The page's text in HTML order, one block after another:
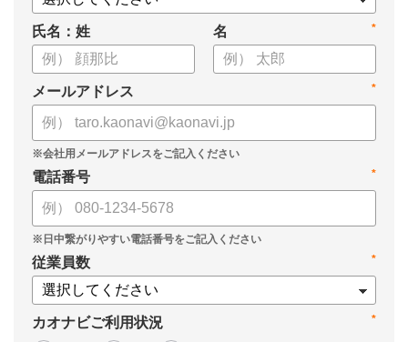
これからのタレントマネジメントが目指すべき指針の参考と
して、ぜひお役立てください。
氏名：姓 *
名
*
メールアドレス
*
電話番号
*
従業員数
*
カオナビご利用状況